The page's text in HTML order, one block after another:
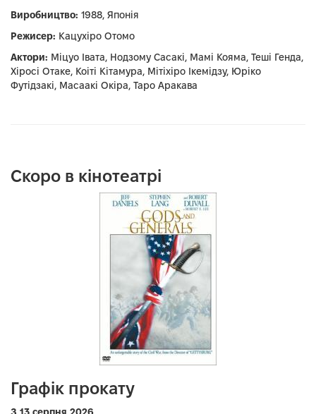
Виробництво: 1988, Японія
Режисер: Кацухіро Отомо
Актори: Міцуо Івата, Нодзому Сасакі, Мамі Кояма, Теші Генда,
Хіросі Отаке, Коіті Кітамура, Мітіхіро Ікемідзу, Юріко
Футідзакі, Масаакі Окіра, Таро Аракава
Скоро в кінотеатрі
Графік прокату